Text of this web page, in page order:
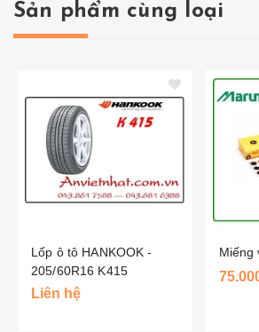
Sản phẩm cùng loại
Lốp ô tô HANKOOK -
205/60R16 K415
Liên hệ
Miếng